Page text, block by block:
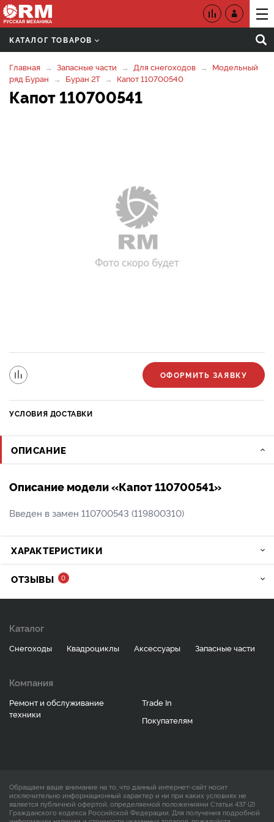
КАТАЛОГ ТОВАРОВ
Главная Запасные части Для снегоходов
Модельный
ряд Буран
Буран 2Т Капот 110700540
Капот 110700541
ОФОРМИТЬ ЗАЯВКУ
УСЛОВИЯ ДОСТАВКИ
ОПИСАНИЕ
Описание модели «Капот 110700541»
Введен в замен 110700543 (119800310)
ХАРАКТЕРИСТИКИ
ОТЗЫВЫ 0
Каталог
Снегоходы Квадроциклы Аксессуары Запасные части
Компания
Ремонт и обслуживание
техники
Trade In
Покупателям
Обращаем ваше внимание на то, что данный интернет-сайт носит
исключительно информационный характер и ни при каких условиях не
является публичной офертой, определяемой положениями Статьи 437 (2)
Гражданского кодекса Российской Федерации. Для получения подробной